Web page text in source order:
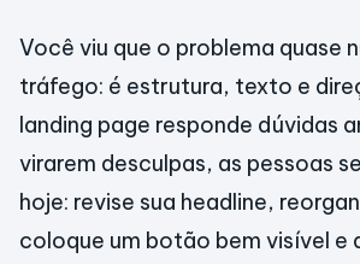
Você viu que o problema quase
tráfego: é estrutura, texto e
landing page responde dúvidas
virarem desculpas, as pessoas
hoje: revise sua headline,
coloque um botão bem visível e